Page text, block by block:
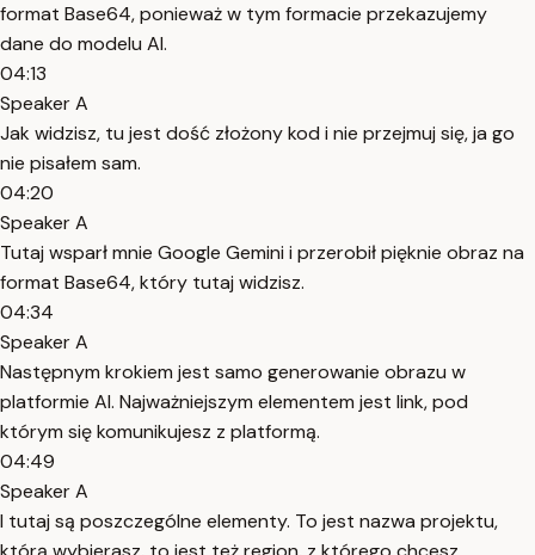
format Base64, ponieważ w tym formacie przekazujemy
dane do modelu AI.
04:13
Speaker A
Jak widzisz, tu jest dość złożony kod i nie przejmuj się, ja go
nie pisałem sam.
04:20
Speaker A
Tutaj wsparł mnie Google Gemini i przerobił pięknie obraz na
format Base64, który tutaj widzisz.
04:34
Speaker A
Następnym krokiem jest samo generowanie obrazu w
platformie AI. Najważniejszym elementem jest link, pod
którym się komunikujesz z platformą.
04:49
Speaker A
I tutaj są poszczególne elementy. To jest nazwa projektu,